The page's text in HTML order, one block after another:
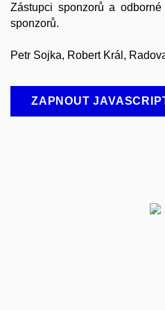
Zástupci sponzorů a
sponzorů.
Petr Sojka, Robert Král,
ZAPNOUT